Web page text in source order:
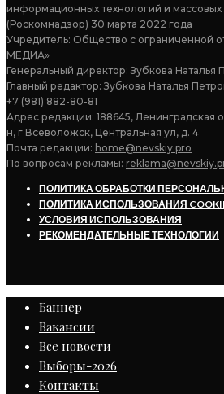
информационных технологий и
(Роскомнадзор) 30 марта 2022 года
Учредитель: Общество с ограниченной
МЕДИА»
Генеральный директор: Зубкова Наталья
Главный редактор: Зубкова Наталья
+7 (981) 882-80-81
Адрес редакции: 188645, Ленинградская
н, г Всеволожск, Центральная ул, д. 4
Почта редакции: home@nevskiy.pro
По вопросам рекламы:
ПОЛИТИКА ОБРАБОТКИ
ПОЛИТИКА ИСПОЛЬЗОВАНИЯ
УСЛОВИЯ ИСПОЛЬЗОВАНИЯ
РЕКОМЕНДАТЕЛЬНЫЕ ТЕХНОЛОГИИ
Баннер
Вакансии
Все новости
Выборы-2026
Контакты